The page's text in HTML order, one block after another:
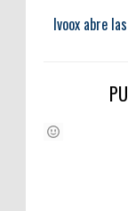
Ivoox abre